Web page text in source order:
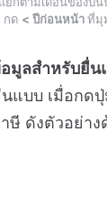
กด < ปีก่อนหน้าที่มุ
มูลสำหรับยื่น
แบบ เมื่อกด
ษี ดังตัวอย่าง